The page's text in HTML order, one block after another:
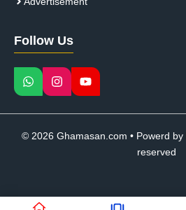
Follow Us
© 2026 Ghamasan.com • Powerd by
reserved